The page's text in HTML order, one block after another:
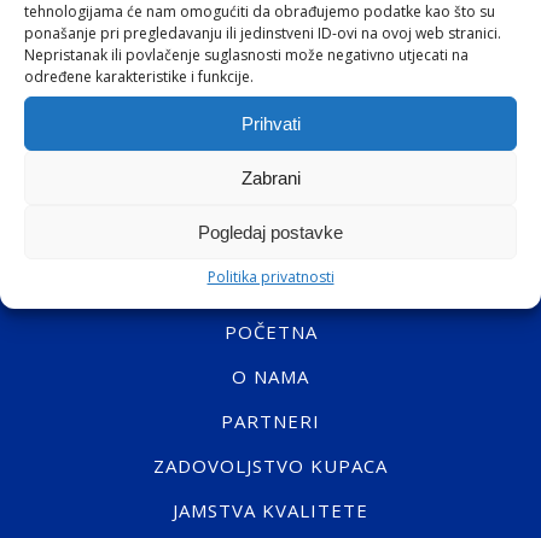
tehnologijama će nam omogućiti da obrađujemo podatke kao što su
ponašanje pri pregledavanju ili jedinstveni ID-ovi na ovoj web stranici.
Nepristanak ili povlačenje suglasnosti može negativno utjecati na
određene karakteristike i funkcije.
Prihvati
Zabrani
Pogledaj postavke
Politika privatnosti
privatnosti
NAVIGACIJA
POČETNA
O NAMA
PARTNERI
ZADOVOLJSTVO KUPACA
JAMSTVA KVALITETE